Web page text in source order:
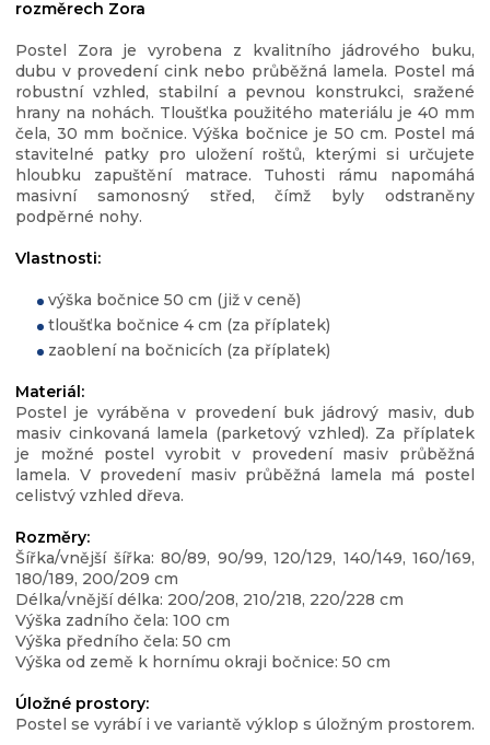
rozměrech Zora
Postel Zora je vyrobena z kvalitního jádrového buku,
dubu v provedení cink nebo průběžná lamela. Postel má
robustní vzhled, stabilní a pevnou konstrukci, sražené
hrany na nohách. Tloušťka použitého materiálu je 40 mm
čela, 30 mm bočnice. Výška bočnice je 50 cm. Postel má
stavitelné patky pro uložení roštů, kterými si určujete
hloubku zapuštění matrace. Tuhosti rámu napomáhá
masivní samonosný střed, čímž byly odstraněny
podpěrné nohy.
Vlastnosti:
výška bočnice 50 cm (již v ceně)
tloušťka bočnice 4 cm (za příplatek)
zaoblení na bočnicích (za příplatek)
Materiál:
Postel je vyráběna v provedení buk jádrový masiv, dub
masiv cinkovaná lamela (parketový vzhled). Za příplatek
je možné postel vyrobit v provedení masiv průběžná
lamela. V provedení masiv průběžná lamela má postel
celistvý vzhled dřeva.
Rozměry:
Šířka/vnější šířka: 80/89, 90/99, 120/129, 140/149, 160/169,
180/189, 200/209 cm
Délka/vnější délka: 200/208, 210/218, 220/228 cm
Výška zadního čela: 100 cm
Výška předního čela: 50 cm
Výška od země k hornímu okraji bočnice: 50 cm
Úložné prostory:
Postel se vyrábí i ve variantě výklop s úložným prostorem.